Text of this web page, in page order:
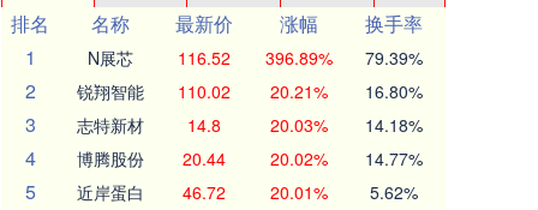
排名
名称 最新价 涨幅
换手率
1
N展芯 116.52 396.89% 79.39%
2 锐翔智能 110.02 20.21% 16.80%
3 志特新材 14.8 20.03% 14.18%
4 博腾股份 20.44 20.02% 14.77%
5 近岸蛋白 46.72 20.01% 5.62%